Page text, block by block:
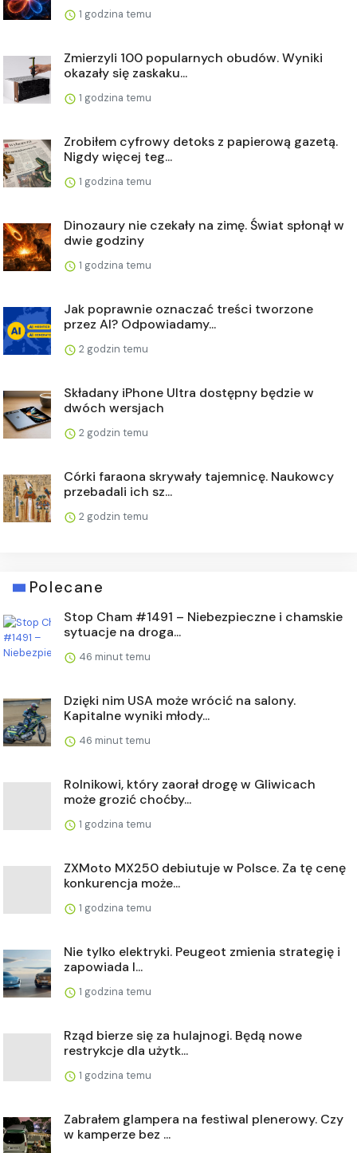
1 godzina temu
Zmierzyli 100 popularnych obudów. Wyniki
okazały się zaskaku...
1 godzina temu
Zrobiłem cyfrowy detoks z papierową gazetą.
Nigdy więcej teg...
1 godzina temu
Dinozaury nie czekały na zimę. Świat spłonął w
dwie godziny
1 godzina temu
Jak poprawnie oznaczać treści tworzone
przez AI? Odpowiadamy...
2 godzin temu
Składany iPhone Ultra dostępny będzie w
dwóch wersjach
2 godzin temu
Córki faraona skrywały tajemnicę. Naukowcy
przebadali ich sz...
2 godzin temu
Polecane
Stop Cham #1491 – Niebezpieczne i chamskie
sytuacje na droga...
46 minut temu
Dzięki nim USA może wrócić na salony.
Kapitalne wyniki młody...
46 minut temu
Rolnikowi, który zaorał drogę w Gliwicach
może grozić choćby...
1 godzina temu
ZXMoto MX250 debiutuje w Polsce. Za tę cenę
konkurencja może...
1 godzina temu
Nie tylko elektryki. Peugeot zmienia strategię i
zapowiada l...
1 godzina temu
Rząd bierze się za hulajnogi. Będą nowe
restrykcje dla użytk...
1 godzina temu
Zabrałem glampera na festiwal plenerowy. Czy
w kamperze bez ...